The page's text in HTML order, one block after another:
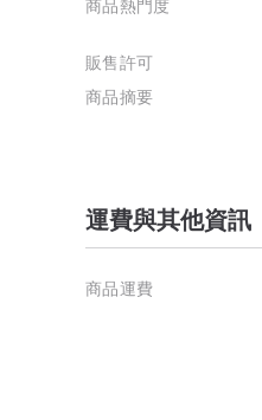
販售許可
商品摘要
運費與其他資訊
商品運費